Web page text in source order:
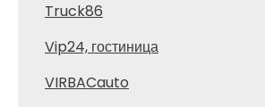
Truck86
Vip24, гостиница
VIRBACauto